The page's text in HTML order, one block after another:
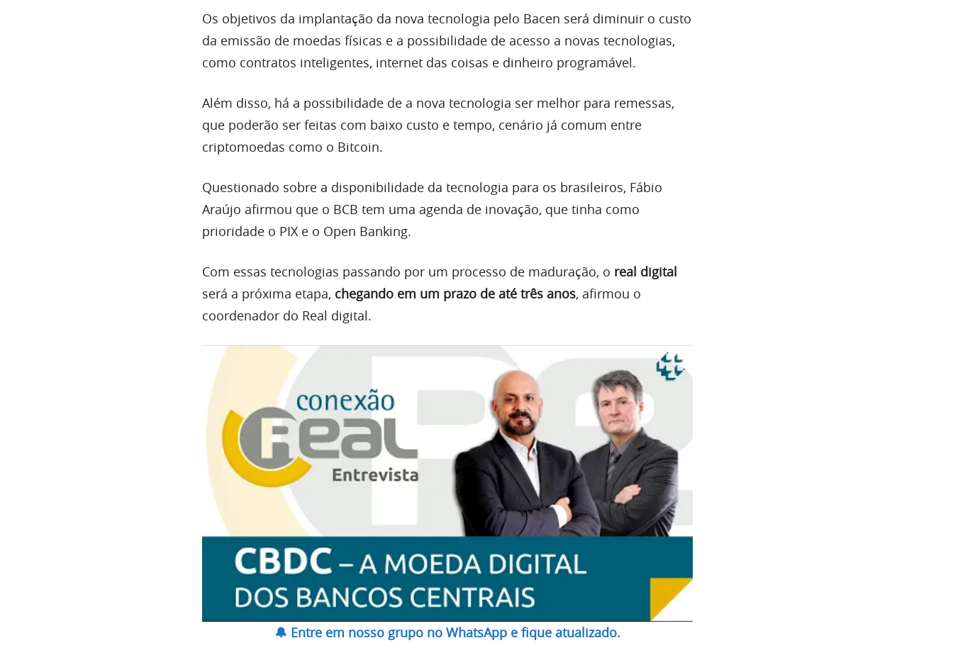
Os objetivos da implantação da nova tecnologia pelo Bacen será diminuir o custo
da emissão de moedas físicas e a possibilidade de acesso a novas tecnologias,
como contratos inteligentes, internet das coisas e dinheiro programável.
Além disso, há a possibilidade de a nova tecnologia ser melhor para remessas,
que poderão ser feitas com baixo custo e tempo, cenário já comum entre
criptomoedas como o Bitcoin.
Questionado sobre a disponibilidade da tecnologia para os brasileiros, Fábio
Araújo afirmou que o BCB tem uma agenda de inovação, que tinha como
prioridade o PIX e o Open Banking.
Com essas tecnologias passando por um processo de maduração, o real digital
será a próxima etapa, chegando em um prazo de até três anos, afirmou o
coordenador do Real digital.
🔔 Entre em nosso grupo no WhatsApp e fique atualizado.